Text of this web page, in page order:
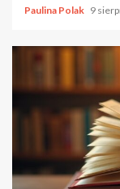
Paulina Polak 9